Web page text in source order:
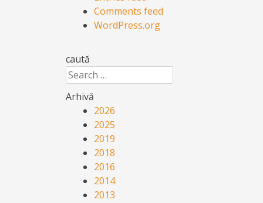
Comments feed
WordPress.org
caută
Search
Arhivă
2026
2025
2019
2018
2016
2014
2013